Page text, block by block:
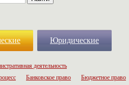
Юридические
деятельность
Банковское право
Бюджетное право